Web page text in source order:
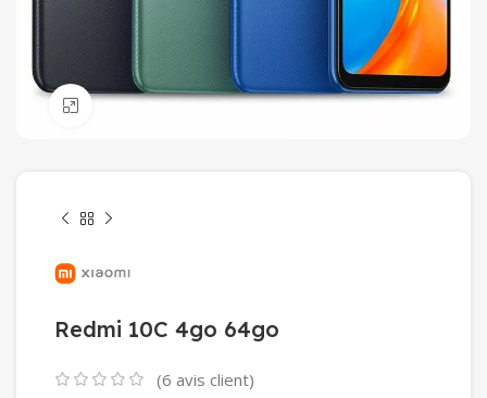
Click to enlarge
Redmi 10C 4go 64go
(6 avis client)